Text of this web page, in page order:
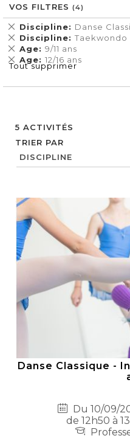
5 ACTIVITÉS
TRIER PAR
Danse Classique -
Du 10/09/
de 12h50 à
VOS FILTRES
Discipline Danse
Supprimer
cet
Élément
Discipline Taekwondo
Supprimer
cet
Élément
Age 9/11 ans
Supprimer
cet
Élément
Age 12/16 ans
Supprimer
cet
Tout supprimer